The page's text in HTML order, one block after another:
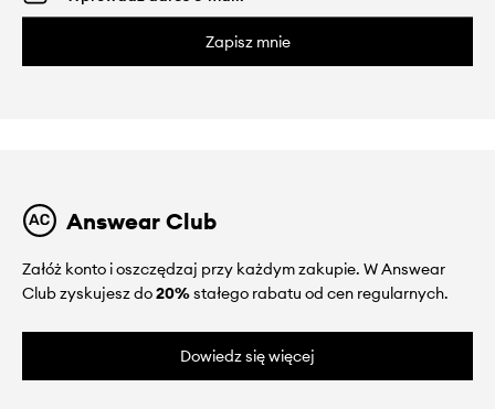
Zapisz mnie
Answear Club
Załóż konto i oszczędzaj przy każdym zakupie. W Answear
Club zyskujesz do20%stałego rabatu od cen regularnych.
Dowiedz się więcej